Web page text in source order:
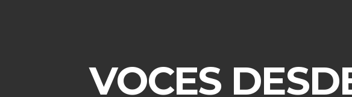
VOCES